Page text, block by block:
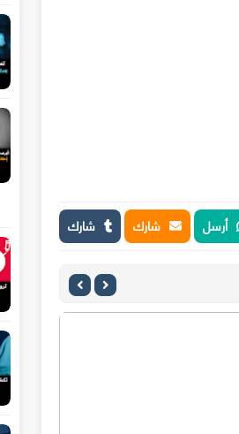
أرسل شارك شارك